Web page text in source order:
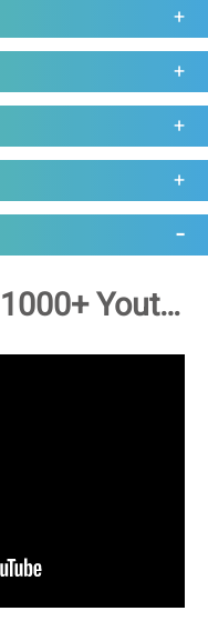
Bettersize erreicht 1000+ Youtube-Abonnenten!